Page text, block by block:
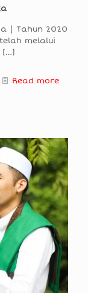
| Tahun 2020
melalui
[…]
Read more